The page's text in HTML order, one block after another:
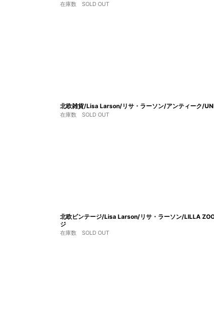
在庫数 SOLD OUT
北欧雑貨/Lisa Larson/リサ・ラーソン/アンティーク/
在庫数 SOLD OUT
北欧ビンテージ/Lisa Larson/リサ・ラーソン/LILLA
ジ
在庫数 SOLD OUT